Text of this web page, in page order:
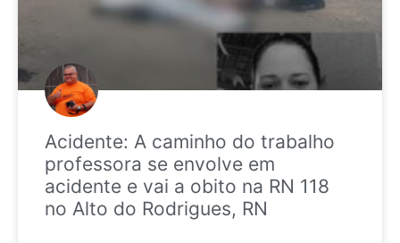
Acidente: A caminho do trabalho
professora se envolve em
acidente e vai a obito na RN 118
no Alto do Rodrigues, RN